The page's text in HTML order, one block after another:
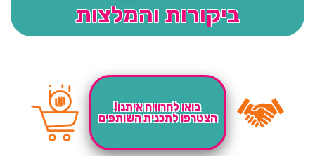
ביקורות והמלצות
בואו להרוויח איתנו!
הצטרפו לתכנית השותפים